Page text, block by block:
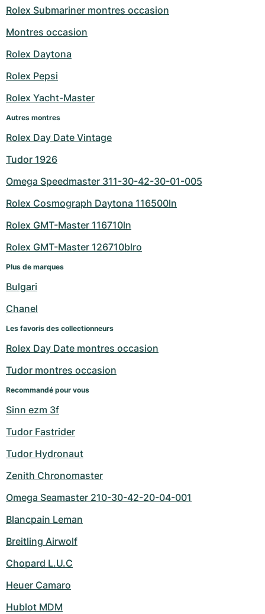
Rolex Submariner montres occasion
Montres occasion
Rolex Daytona
Rolex Pepsi
Rolex Yacht-Master
Autres montres
Rolex Day Date Vintage
Tudor 1926
Omega Speedmaster 311-30-42-30-01-005
Rolex Cosmograph Daytona 116500ln
Rolex GMT-Master 116710ln
Rolex GMT-Master 126710blro
Plus de marques
Bulgari
Chanel
Les favoris des collectionneurs
Rolex Day Date montres occasion
Tudor montres occasion
Recommandé pour vous
Sinn ezm 3f
Tudor Fastrider
Tudor Hydronaut
Zenith Chronomaster
Omega Seamaster 210-30-42-20-04-001
Blancpain Leman
Breitling Airwolf
Chopard L.U.C
Heuer Camaro
Hublot MDM